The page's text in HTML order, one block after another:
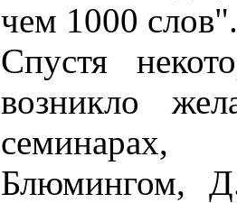
чем 1000 слов".
Спустя
возникло
Блюмингом,